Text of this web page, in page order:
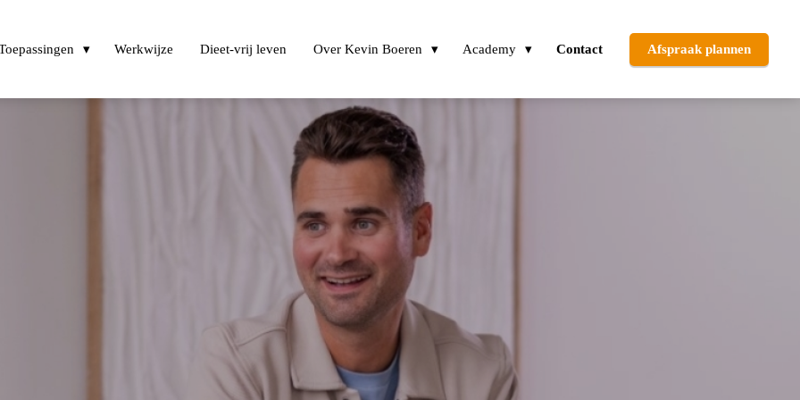
Werkwijze Dieet-vrij leven Over Kevin Boeren Academy Contact Afspraak plannen